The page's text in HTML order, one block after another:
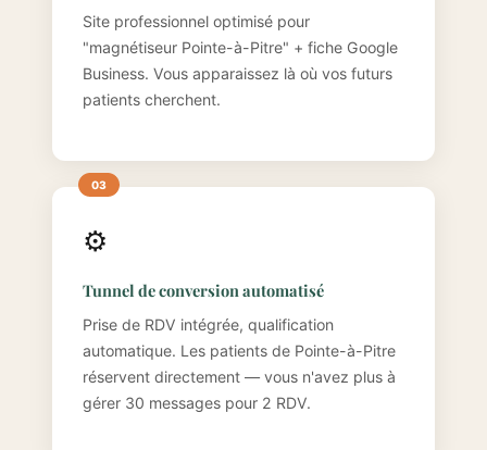
Site professionnel optimisé pour
"magnétiseur Pointe-à-Pitre" + fiche Google
Business. Vous apparaissez là où vos futurs
patients cherchent.
⚙️
Tunnel de conversion automatisé
Prise de RDV intégrée, qualification
automatique. Les patients de Pointe-à-Pitre
réservent directement — vous n'avez plus à
gérer 30 messages pour 2 RDV.